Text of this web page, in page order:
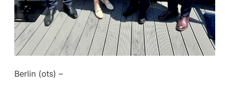
Berlin (ots) –